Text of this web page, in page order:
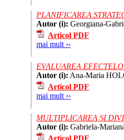
PLANIFICAREA
Autor (i): Georgiana-
Articol PDF
mai mult ››
EVALUAREA
Autor (i): Ana-Maria
Articol PDF
mai mult ››
MULTIPLICAREA ȘI
Autor (i): Gabriela-
Articol PDF